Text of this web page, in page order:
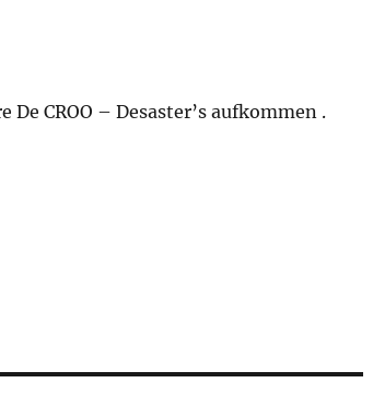
CROO – Desaster’s aufkommen .